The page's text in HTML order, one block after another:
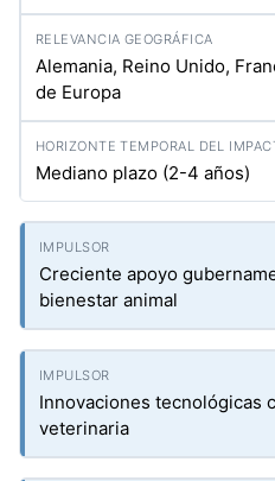
Alemania, Reino Unido,
de Europa
Mediano plazo (2-4 años)
Creciente apoyo
bienestar animal
Innovaciones tecnológicas
veterinaria